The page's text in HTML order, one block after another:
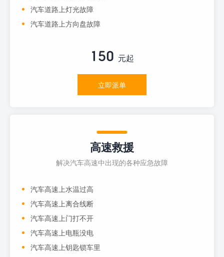
汽车道路上灯光故障
汽车道路上方向盘故障
150 元起
立即派单
高速救援
解决汽车高速中出现的各种应急故障
汽车高速上水温过高
汽车高速上离合线断
汽车高速上门打不开
汽车高速上电瓶没电
汽车高速上钥匙锁车里